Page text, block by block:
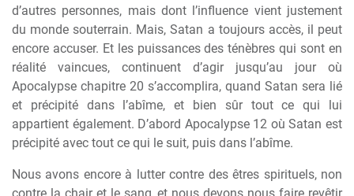
d’autres personnes, mais dont l’influence vient justement
du monde souterrain. Mais, Satan a toujours accès, il peut
encore accuser. Et les puissances des ténèbres qui sont en
réalité vaincues, continuent d’agir jusqu’au jour où
Apocalypse chapitre 20 s’accomplira, quand Satan sera lié
et précipité dans l’abîme, et bien sûr tout ce qui lui
appartient également. D’abord Apocalypse 12 où Satan est
précipité avec tout ce qui le suit, puis dans l’abîme.
Nous avons encore à lutter contre des êtres spirituels, non